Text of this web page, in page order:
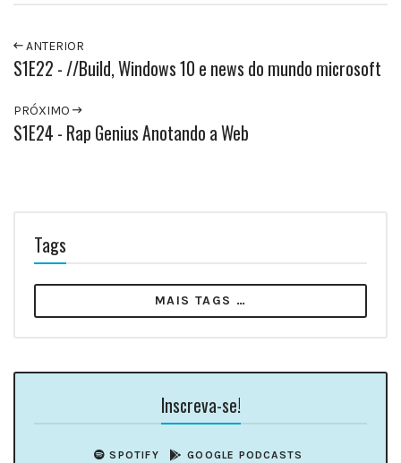
ANTERIOR
S1E22 - //Build, Windows 10 e news do mundo microsoft
PRÓXIMO
S1E24 - Rap Genius Anotando a Web
Tags
MAIS TAGS …
Inscreva-se!
SPOTIFY GOOGLE PODCASTS